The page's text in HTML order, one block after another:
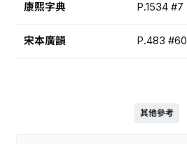
康熙字典 P.1534 #7
宋本廣韻 P.483 #60
其他參考